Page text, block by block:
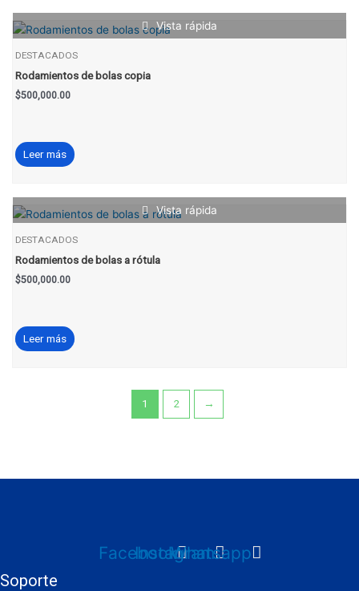
Vista rápida
DESTACADOS
Rodamientos de bolas copia
$500,000.00
Leer más
Vista rápida
DESTACADOS
Rodamientos de bolas a rótula
$500,000.00
Leer más
1 2 →
Facebook
Instagram
Whatsapp
Soporte